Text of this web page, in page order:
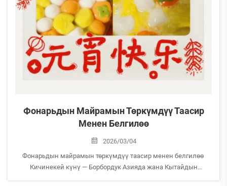
Фонарьдын Майрамын Төркүмдүү Таасир
Менен Белгилөө
2026/03/04
Фонарьдын майрамын төркүмдүү таасир менен белгилөө
Кичинекей күнү — Борбордук Азияда жана Кытайдын